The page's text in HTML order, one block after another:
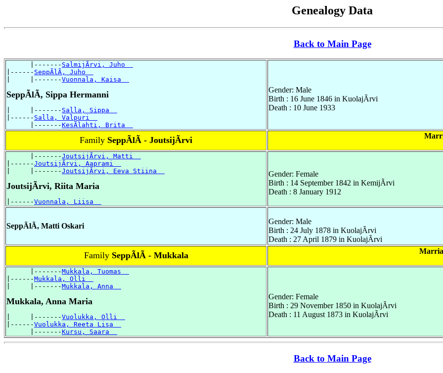
Genealogy Data
Back to Main Page
      |-------
SalmijÃrvi, Juho
|------ SeppÃlÃ, Juho
|     |-------Vuonnala, Kaisa
SeppÃlÃ, Sippa Hermanni
|     |------- Salla, Sippa
|------ Salla, Valpuri
      |-------
KesÃlahti, Brita
Gender: Male
Birth : 16 June 1846 in KuolajÃrvi
Death : 10 June 1933
Family SeppÃlÃ - JoutsijÃrvi
      |-------
JoutsijÃrvi, Matti
|------JoutsijÃrvi, Aaprami
|     |-------JoutsijÃrvi, Eeva Stiina
JoutsijÃrvi, Riita Maria
|------Vuonnala, Liisa
Gender: Female
Birth : 14 September 1842 in KemijÃrvi
Death : 8 January 1912
SeppÃlÃ, Matti Oskari
Gender: Male
Birth : 24 July 1878 in KuolajÃrvi
Death : 27 April 1879 in KuolajÃrvi
Family SeppÃlÃ - Mukkala
      |-------
Mukkala, Tuomas
|------Mukkala, Olli
|     |-------Mukkala, Anna
Mukkala, Anna Maria
|     |-------Vuolukka, Olli
|------Vuolukka, Reeta Lisa
      |-------
Kursu, Saara
Gender: Female
Birth : 29 November 1850 in KuolajÃrvi
Death : 11 August 1873 in KuolajÃrvi
Back to Main Page